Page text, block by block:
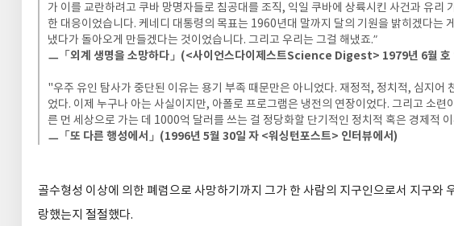
가 이를 교란하려고 쿠바 망명자들로 침공대를 조직, 익일 쿠바에 상륙시킨 사건과 유리
한 대응이었습니다. 케네디 대통령의 목표는 1960년대 말까지 달의 기원을 밝히겠다는
냈다가 돌아오게 만들겠다는 것이었습니다. 그리고 우리는 그걸 해냈죠.”
ㅡ「외계 생명을 소망하다」(<사이언스다이제스트Science Digest> 1979년 6월 호
"우주 유인 탐사가 중단된 이유는 용기 부족 때문만은 아니었다. 재정적, 정치적, 심지어
었다. 이제 누구나 아는 사실이지만, 아폴로 프로그램은 냉전의 연장이었다. 그리고 소련
른 먼 세상으로 가는 데 1000억 달러를 쓰는 걸 정당화할 단기적인 정치적 혹은 경제적
ㅡ「또 다른 행성에서」(1996년 5월 30일 자 <워싱턴포스트> 인터뷰에서)
골수형성 이상에 의한 폐렴으로 사망하기까지 그가 한 사람의 지구인으로서 지구와
랑했는지 절절했다.